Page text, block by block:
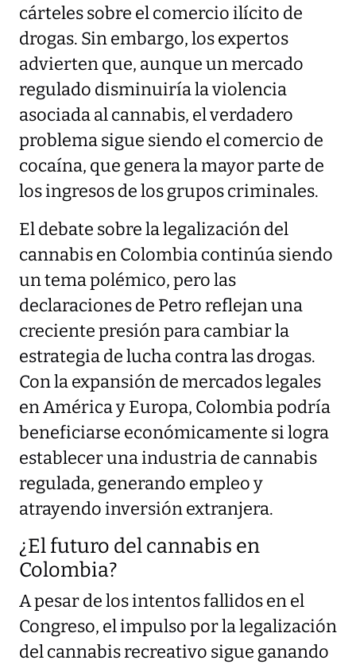
cárteles sobre el comercio ilícito de
drogas. Sin embargo, los expertos
advierten que, aunque un mercado
regulado disminuiría la violencia
asociada al cannabis, el verdadero
problema sigue siendo el comercio de
cocaína, que genera la mayor parte de
los ingresos de los grupos criminales.
El debate sobre la legalización del
cannabis en Colombia continúa siendo
un tema polémico, pero las
declaraciones de Petro reflejan una
creciente presión para cambiar la
estrategia de lucha contra las drogas.
Con la expansión de mercados legales
en América y Europa, Colombia podría
beneficiarse económicamente si logra
establecer una industria de cannabis
regulada, generando empleo y
atrayendo inversión extranjera.
¿El futuro del cannabis en
Colombia?
A pesar de los intentos fallidos en el
Congreso, el impulso por la legalización
del cannabis recreativo sigue ganando